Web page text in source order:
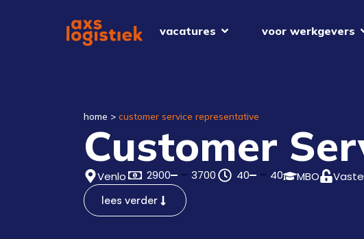
vacatures voor werkgevers
home > customer service representative
Customer
Venlo 2900 3700 40 40 MBO
lees verder